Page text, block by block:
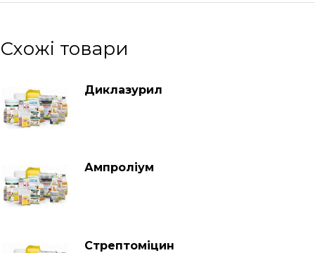
Схожі товари
Диклазурил
Ампроліум
Стрептоміцин